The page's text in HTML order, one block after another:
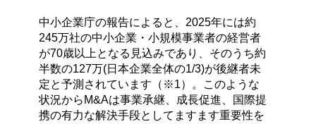
中小企業庁の報告によると、2025年には約
245万社の中小企業・小規模事業者の経営者
が70歳以上となる見込みであり、そのうち約
半数の127万(日本企業全体の1/3)が後継者未
定と予測されています（※1）。このような
状況からM&Aは事業承継、成長促進、国際提
携の有力な解決手段としてますます重要性を